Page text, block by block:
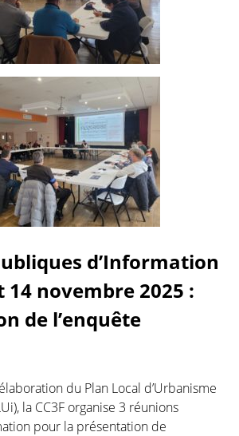
d’Information
14 novembre 2025 :
de l’enquête
du Plan Local d’Urbanisme
la CC3F organise 3 réunions
pour la présentation de